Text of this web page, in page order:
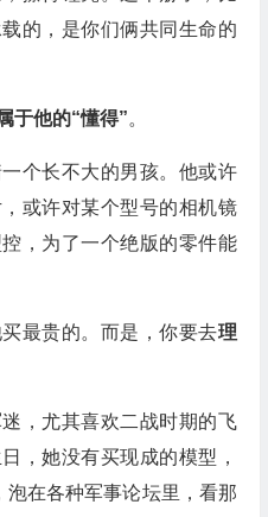
的，是你们俩共同生命的
于他的“懂得”。
个长不大的男孩。他或许
或许对某个型号的相机镜
，为了一个绝版的零件能
最贵的。而是，你要去理
，尤其喜欢二战时期的飞
，她没有买现成的模型，
泡在各种军事论坛里，看那